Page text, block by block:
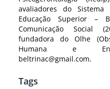
avaliadores do
Educação Superior –
Comunicação Social
fundadora do Olhe
Humana e
beltrinac@gmail.com.
Tags